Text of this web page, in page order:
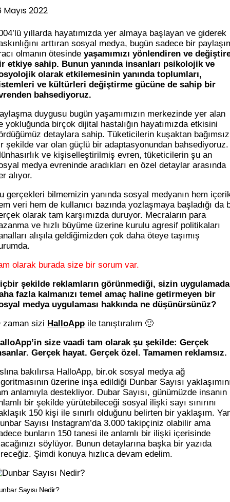
Mayıs 2022
yıllarda hayatımızda yer almaya başlayan ve giderek
arttıran sosyal medya, bugün sadece bir
olmanın ötesinde yaşamımızı yönlendiren ve
etkiye sahip. Bunun yanında insanları psikolojik ve
olarak etkilemesinin yanında toplumları,
ve kültürleri değiştirme gücüne de sahip bir
bahsediyoruz.
duygusu bugün yaşamımızın merkezinde yer alan
yokluğunda birçok dijital hastalığın hayatımızda etkisini
detaylara sahip. Tüketicilerin kuşaktan bağımsız
şekilde var olan güçlü bir adaptasyonundan bahsediyoruz.
ve kişiselleştirilmiş evren, tüketicilerin şu an
medya evreninde aradıkları en özel detaylar arasında
alıyor.
gerçekleri bilmemizin yanında sosyal medyanın hem
veri hem de kullanıcı bazında yozlaşmaya başladığı da
olarak tam karşımızda duruyor. Mecraların para
ve hızlı büyüme üzerine kurulu agresif politikaları
alışıla geldiğimizden çok daha öteye taşımış
olarak burada size bir sorum var.
şekilde reklamların görünmediği, sizin uygulamada
fazla kalmanızı temel amaç haline getirmeyen bir
medya uygulaması hakkında ne düşünürsünüz?
zaman sizi HalloApp ile tanıştıralım 🙂
size vaadi tam olarak şu şekilde: Gerçek
Gerçek hayat. Gerçek özel. Tamamen reklamsız.
bakılırsa HalloApp, bir.ok sosyal medya ağ
üzerine inşa edildiği Dunbar Sayısı
anlamıyla destekliyor. Dubar Sayısı, günümüzde insanın
bir şekilde yürütebileceği sosyal ilişki sayı sınırını
150 kişi ile sınırlı olduğunu belirten bir yaklaşım.
Sayısı Instagram’da 3.000 takipçiniz olabilir ama
bunların 150 tanesi ile anlamlı bir ilişki içerisinde
söylüyor. Bunun detaylarına başka bir yazıda
Şimdi konuya hızlıca devam edelim.
Sayısı Nedir?